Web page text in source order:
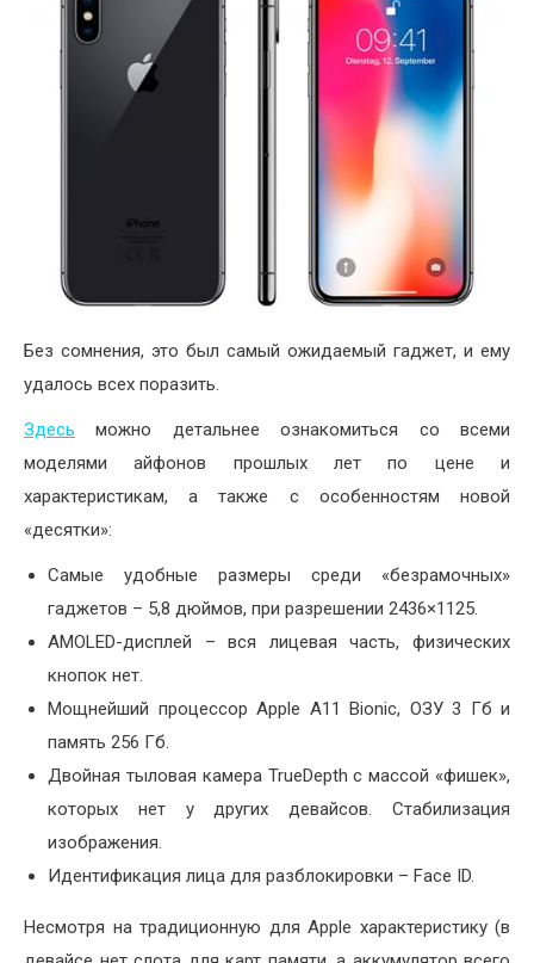
Без сомнения, это был самый ожидаемый гаджет, и ему
удалось всех поразить.
Здесь можно детальнее ознакомиться со всеми
моделями айфонов прошлых лет по цене и
характеристикам, а также с особенностям новой
«десятки»:
Самые удобные размеры среди «безрамочных»
гаджетов – 5,8 дюймов, при разрешении 2436×1125.
AMOLED-дисплей – вся лицевая часть, физических
кнопок нет.
Мощнейший процессор Apple A11 Bionic, ОЗУ 3 Гб и
память 256 Гб.
Двойная тыловая камера TrueDepth с массой «фишек»,
которых нет у других девайсов. Стабилизация
изображения.
Идентификация лица для разблокировки – Face ID.
Несмотря на традиционную для Apple характеристику (в